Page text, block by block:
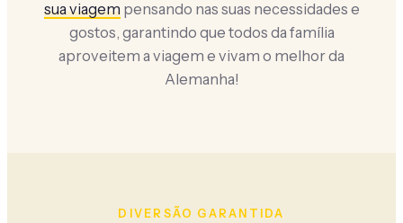
sua viagempensando nas suas necessidades e
gostos, garantindo que todos da família
aproveitem a viagem e vivam o melhor da
Alemanha!
DIVERSÃO GARANTIDA